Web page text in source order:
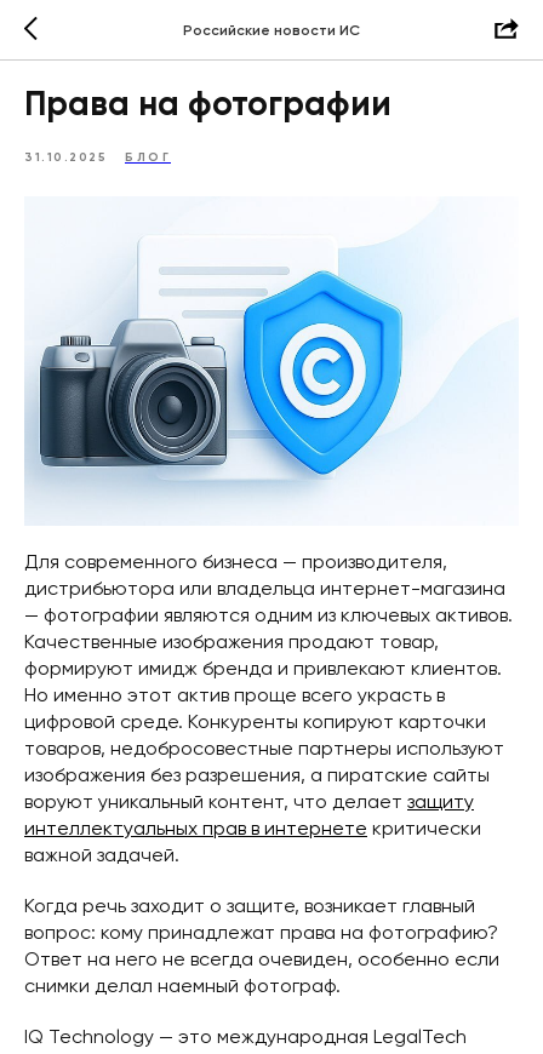
Российские новости ИС
Права на фотографии
31.10.2025 БЛОГ
Для современного бизнеса — производителя,
дистрибьютора или владельца интернет-магазина
— фотографии являются одним из ключевых активов.
Качественные изображения продают товар,
формируют имидж бренда и привлекают клиентов.
Но именно этот актив проще всего украсть в
цифровой среде. Конкуренты копируют карточки
товаров, недобросовестные партнеры используют
изображения без разрешения, а пиратские сайты
воруют уникальный контент, что делает защиту
интеллектуальных прав в интернете критически
важной задачей.
Когда речь заходит о защите, возникает главный
вопрос: кому принадлежат права на фотографию?
Ответ на него не всегда очевиден, особенно если
снимки делал наемный фотограф.
IQ Technology — это международная LegalTech